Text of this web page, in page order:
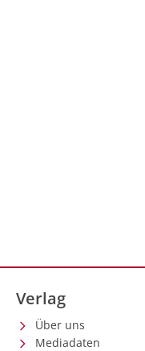
Verlag
Über uns
Mediadaten